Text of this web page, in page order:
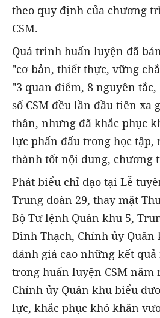
theo quy định của chương
CSM.
Quá trình huấn luyện đã
"cơ bản, thiết thực, vững
"3 quan điểm, 8 nguyên
số CSM đều lần đầu tiên xa
thân, nhưng đã khắc phục
lực phấn đấu trong học tập,
thành tốt nội dung, chương
Phát biểu chỉ đạo tại Lễ
Trung đoàn 29, thay mặt
Bộ Tư lệnh Quân khu 5,
Đình Thạch, Chính ủy Quân
đánh giá cao những kết
trong huấn luyện CSM năm
Chính ủy Quân khu biểu
lực, khắc phục khó khăn